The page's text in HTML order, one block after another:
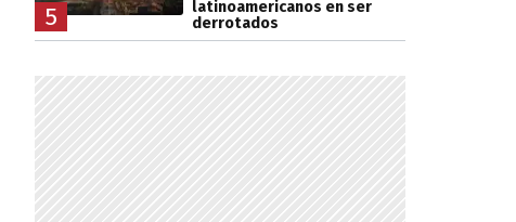
5
latinoamericanos en ser
derrotados